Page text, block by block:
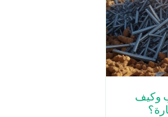
وكيف